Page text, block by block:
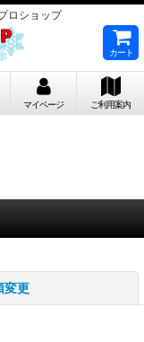
ロショップ
カート
マイページ ご利用案内
変更